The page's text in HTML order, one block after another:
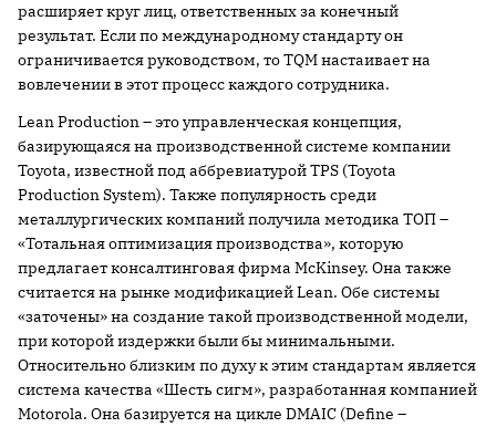
расширяет круг лиц, ответственных за конечный
результат. Если по международному стандарту он
ограничивается руководством, то TQM настаивает на
вовлечении в этот процесс каждого сотрудника.
Lean Production – это управленческая концепция,
базирующаяся на производственной системе компании
Toyota, известной под аббревиатурой TPS (Toyota
Production System). Также популярность среди
металлургических компаний получила методика ТОП –
«Тотальная оптимизация производства», которую
предлагает консалтинговая фирма McKinsey. Она также
считается на рынке модификацией Lean. Обе системы
«заточены» на создание такой производственной модели,
при которой издержки были бы минимальными.
Относительно близким по духу к этим стандартам является
система качества «Шесть сигм», разработанная компанией
Motorola. Она базируется на цикле DMAIC (Define –